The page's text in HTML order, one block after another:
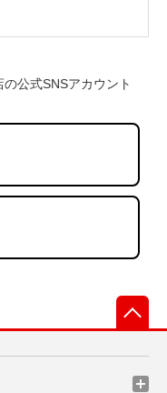
公式SNSアカウント